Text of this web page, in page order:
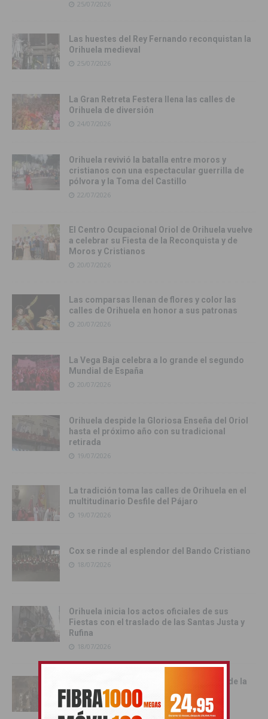
25/07/2026
Las huestes del Rey Fernando reconquistan la
Orihuela medieval
25/07/2026
La Gran Retreta Festera llena las calles de
Orihuela de diversión
24/07/2026
Orihuela revivió la batalla entre moros y
cristianos con una espectacular guerrilla de
pólvora y la Toma del Castillo
22/07/2026
El Centro Ocupacional Oriol de Orihuela vuelve
a celebrar su Fiesta de la Reconquista y de
Moros y Cristianos
20/07/2026
Las comparsas llenan de flores y color las
calles de Orihuela en honor a sus patronas
20/07/2026
La Vega Baja celebra a lo grande el segundo
Mundial de España
20/07/2026
Orihuela despide la Gloriosa Enseña del Oriol
hasta el próximo año con su tradicional
retirada
19/07/2026
La tradición toma las calles de Orihuela en el
multitudinario Desfile del Pájaro
19/07/2026
Cox se rinde al esplendor del Bando Cristiano
18/07/2026
Orihuela inicia los actos oficiales de sus
Fiestas con el traslado de las Santas Justa y
Rufina
18/07/2026
Cox vive su día grande con la procesión de la
Virgen del Carmen
17/07/2026